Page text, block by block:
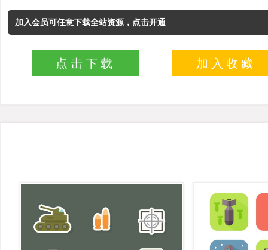
加入会员可任意下载全站资源，点击开通
点击下载 加入收藏